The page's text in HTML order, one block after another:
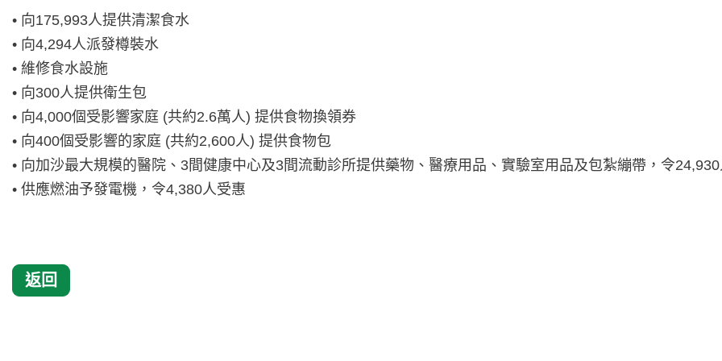
• 向175,993人提供清潔食水
• 向4,294人派發樽裝水
• 維修食水設施
• 向300人提供衛生包
• 向4,000個受影響家庭 (共約2.6萬人) 提供食物換領券
• 向400個受影響的家庭 (共約2,600人) 提供食物包
• 向加沙最大規模的醫院、3間健康中心及3間流動診所提供藥物、醫療用品、實驗室用品及包紮繃帶，令
• 供應燃油予發電機，令4,380人受惠
返回